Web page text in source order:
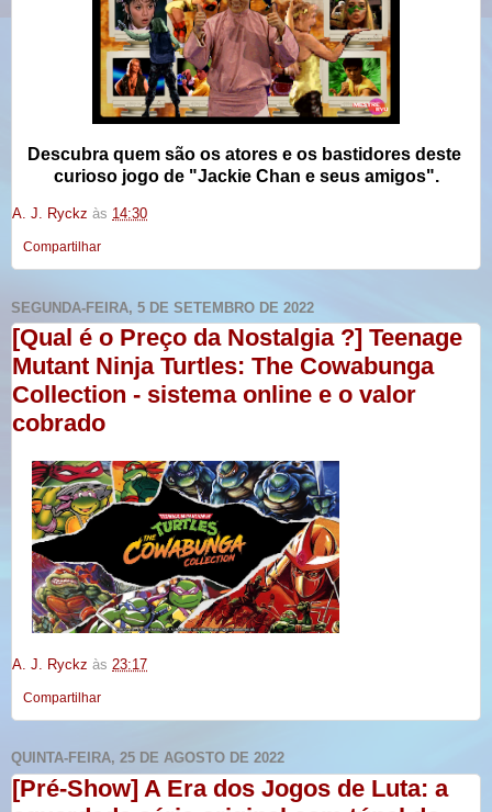
Descubra quem são os atores e os bastidores deste
curioso jogo de "Jackie Chan e seus amigos".
A. J. Ryckz às 14:30
Compartilhar
SEGUNDA-FEIRA, 5 DE SETEMBRO DE 2022
[Qual é o Preço da Nostalgia ?] Teenage
Mutant Ninja Turtles: The Cowabunga
Collection - sistema online e o valor
cobrado
A. J. Ryckz às 23:17
Compartilhar
QUINTA-FEIRA, 25 DE AGOSTO DE 2022
[Pré-Show] A Era dos Jogos de Luta: a